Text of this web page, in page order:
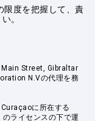
限度を把握して、責
。
Street, Gibraltar
N.Vの代理を務
に所在する
ライセンスの下で運